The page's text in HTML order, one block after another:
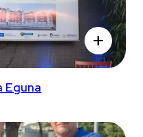
add
Eguna